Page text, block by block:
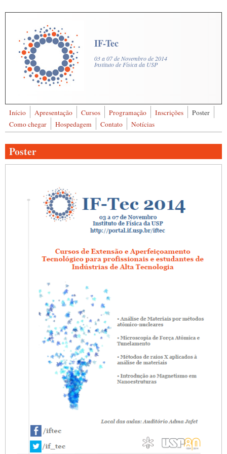
Pular para o conteúdo principal
IF-Tec
03 a 07 de Novembro de 2014
Instituto de Física da USP
Formulário de busca
Buscar
Início Apresentação Cursos Programação Inscrições
Poster
Como chegar
Hospedagem Contato Notícias
Poster